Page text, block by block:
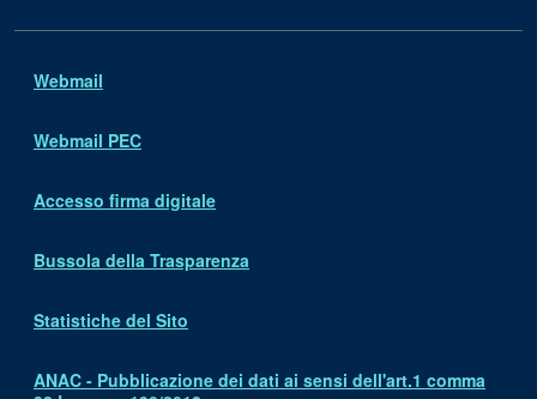
Webmail
Webmail PEC
Accesso firma digitale
Bussola della Trasparenza
Statistiche del Sito
ANAC - Pubblicazione dei dati ai sensi dell'art.1 comma